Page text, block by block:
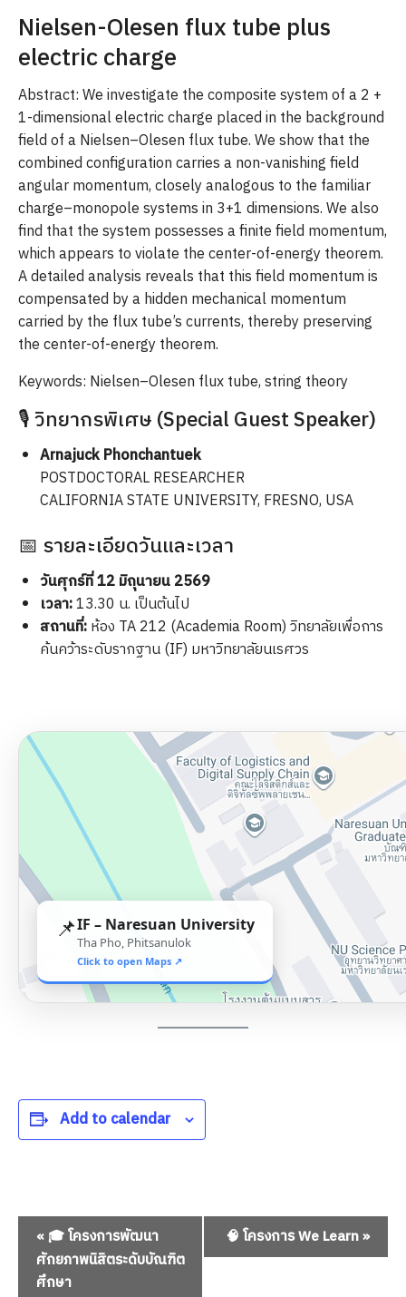
Search
Nielsen-Olesen flux tube plus
electric charge
Abstract: We investigate the composite system of a 2 +
1-dimensional electric charge placed in the background
field of a Nielsen–Olesen flux tube. We show that the
combined configuration carries a non-vanishing field
angular momentum, closely analogous to the familiar
charge–monopole systems in 3+1 dimensions. We also
find that the system possesses a finite field momentum,
which appears to violate the center-of-energy theorem.
A detailed analysis reveals that this field momentum is
compensated by a hidden mechanical momentum
carried by the flux tube’s currents, thereby preserving
the center-of-energy theorem.
Keywords: Nielsen–Olesen flux tube, string theory
🎙️ วิทยากรพิเศษ (Special Guest Speaker)
Arnajuck Phonchantuek
POSTDOCTORAL RESEARCHER
CALIFORNIA STATE UNIVERSITY, FRESNO, USA
📅 รายละเอียดวันและเวลา
วันศุกร์ที่ 12 มิถุนายน 2569
เวลา:13.30 น. เป็นต้นไป
สถานที่:ห้อง TA 212 (Academia Room) วิทยาลัยเพื่อการ
ค้นคว้าระดับรากฐาน (IF) มหาวิทยาลัยนเรศวร
📌IF – Naresuan University
Tha Pho, Phitsanulok
Click to open Maps ↗
Add to calendar
Event
Navigation
«🎓 โครงการพัฒนา
ศักยภาพนิสิตระดับบัณฑิต
ศึกษา
🧠 โครงการ We Learn»